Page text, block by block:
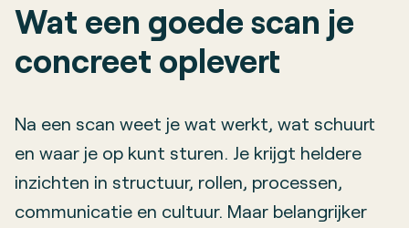
Wat een goede scan je
concreet oplevert
Na een scan weet je wat werkt, wat schuurt
en waar je op kunt sturen. Je krijgt heldere
inzichten in structuur, rollen, processen,
communicatie en cultuur. Maar belangrijker